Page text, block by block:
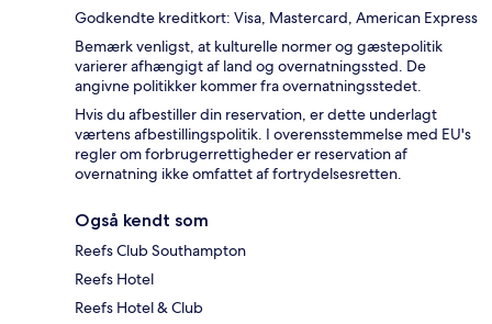
Godkendte kreditkort: Visa, Mastercard, American Express
Bemærk venligst, at kulturelle normer og gæstepolitik
varierer afhængigt af land og overnatningssted. De
angivne politikker kommer fra overnatningsstedet.
Hvis du afbestiller din reservation, er dette underlagt
værtens afbestillingspolitik. I overensstemmelse med EU's
regler om forbrugerrettigheder er reservation af
overnatning ikke omfattet af fortrydelsesretten.
Også kendt som
Reefs Club Southampton
Reefs Hotel
Reefs Hotel & Club